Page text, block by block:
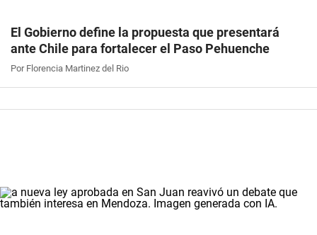
El Gobierno define la propuesta que presentará
ante Chile para fortalecer el Paso Pehuenche
Por Florencia Martinez del Rio